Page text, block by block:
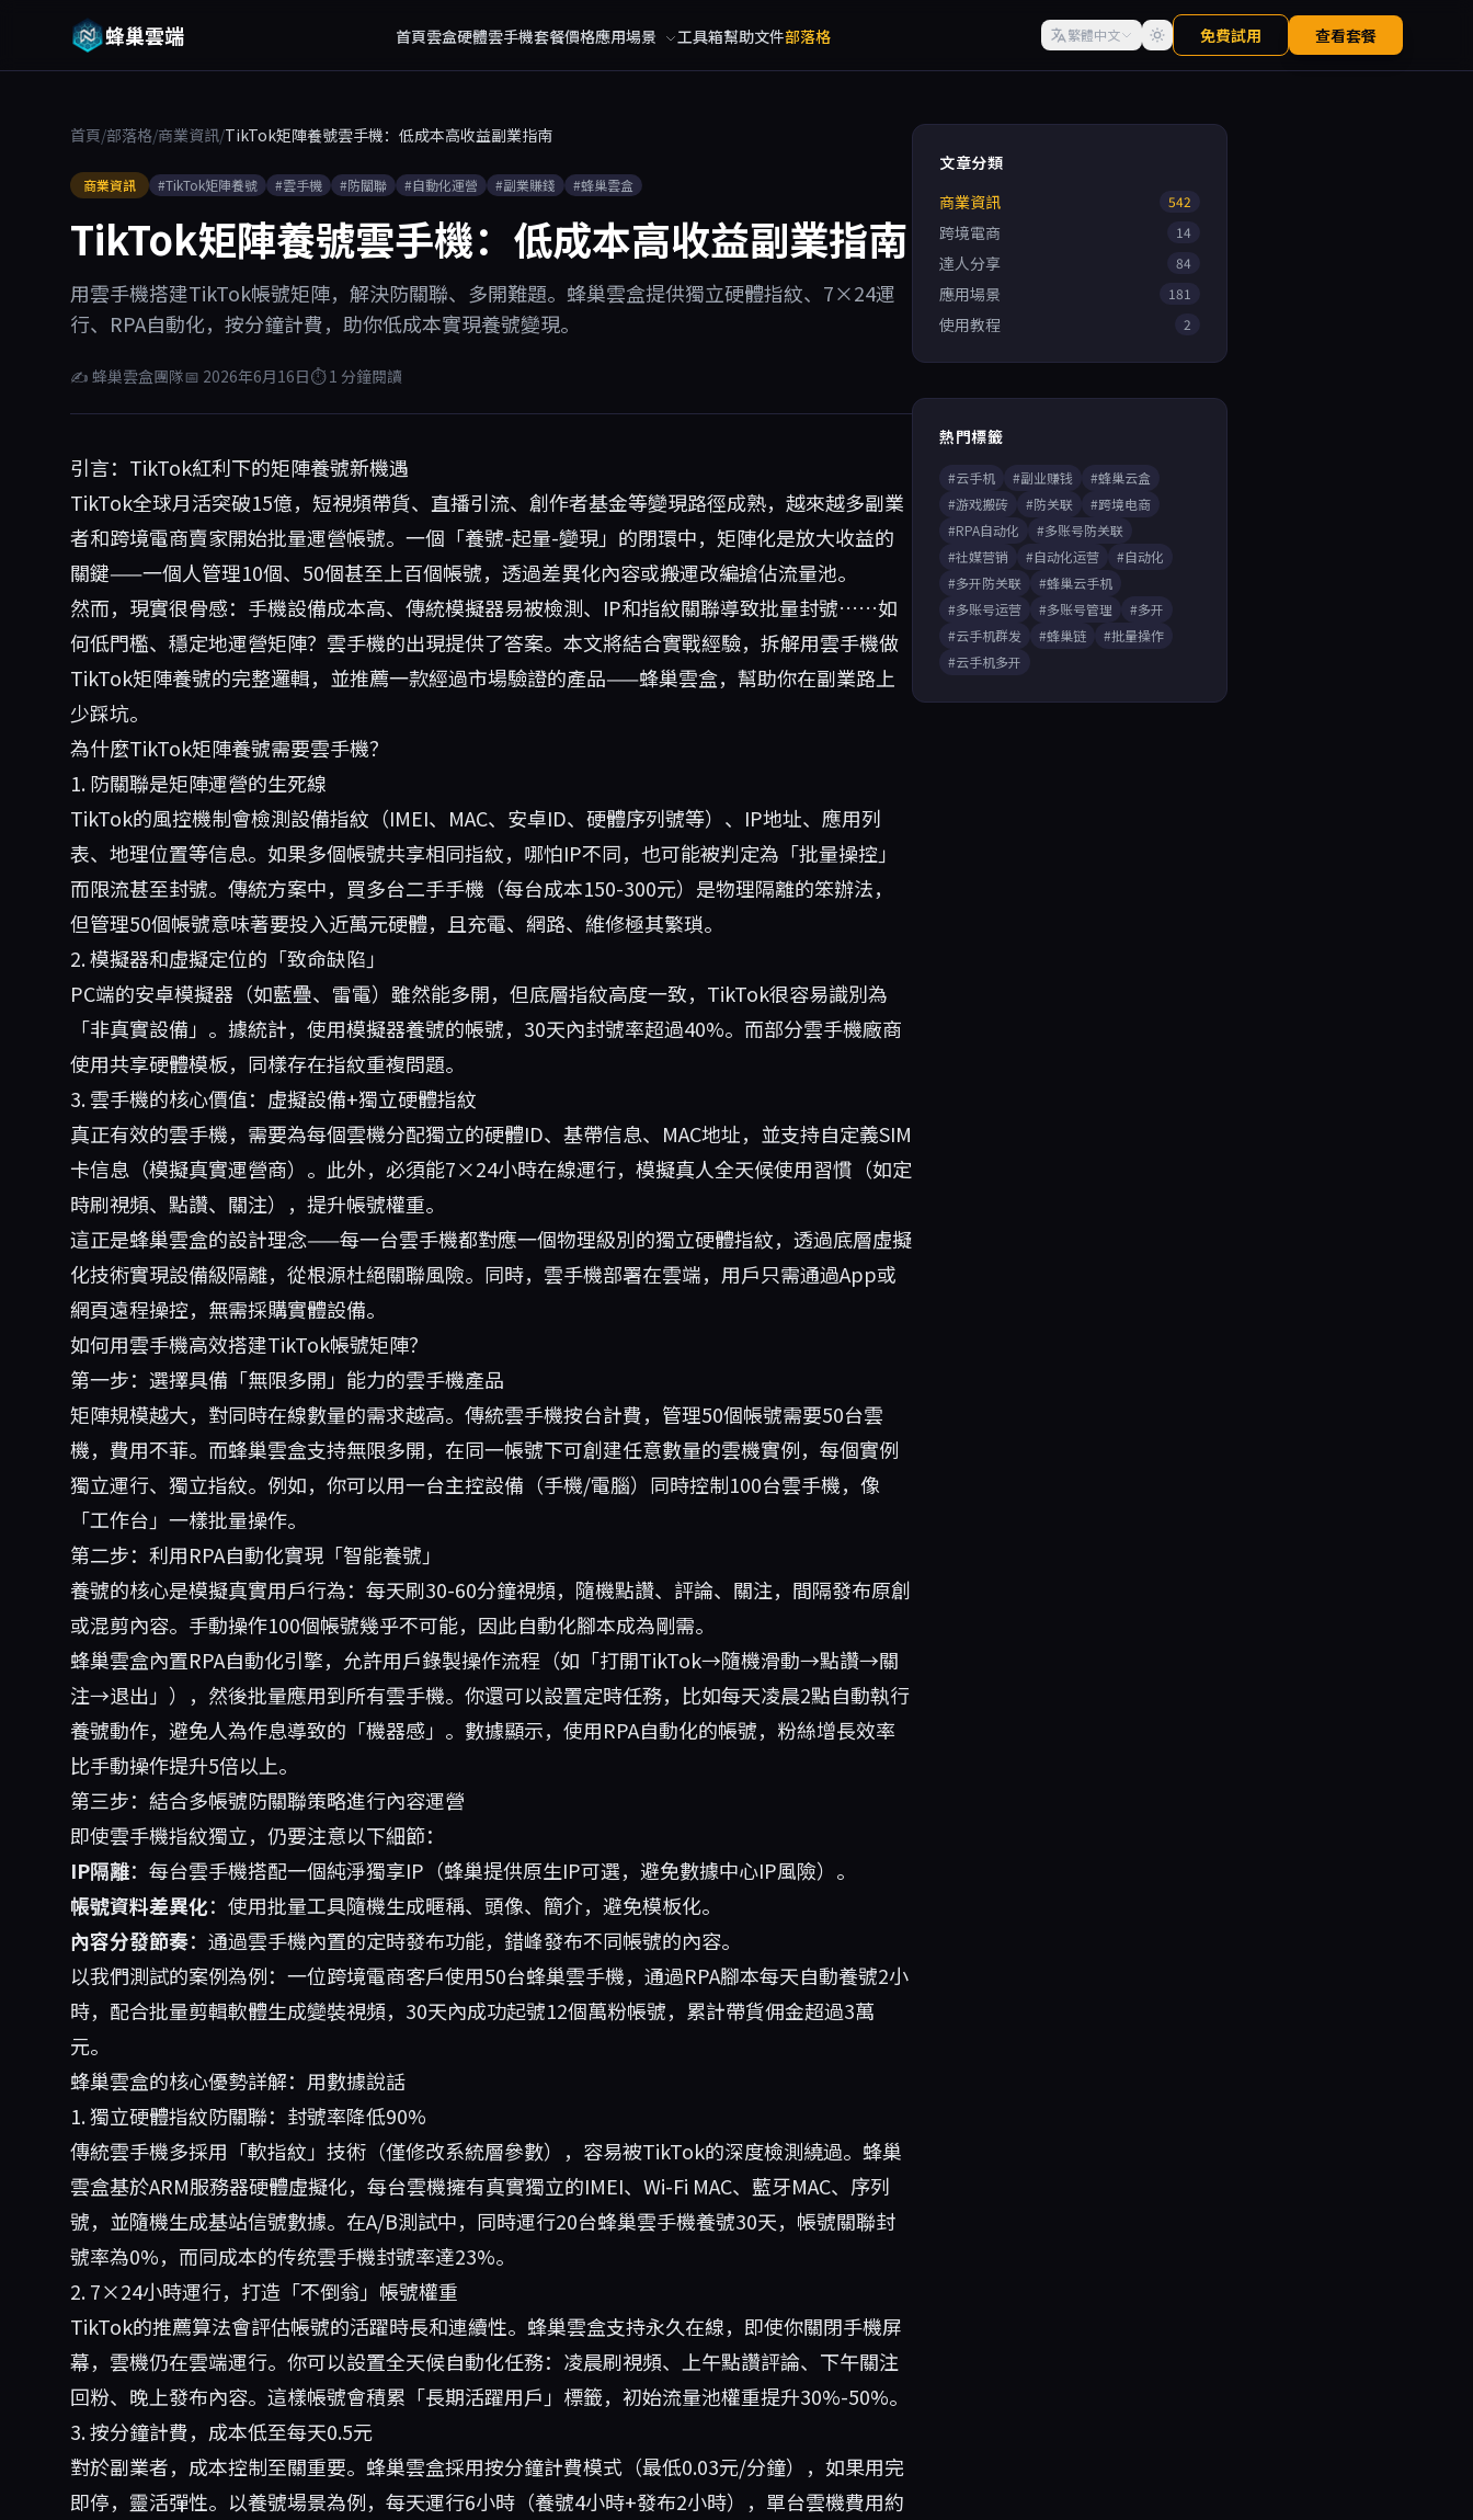
蜂巢雲端 首頁雲盒硬體雲手機套餐價格應用場景 工具箱幫助文件部落格 繁體中文 免費試用 查看套餐
首頁/部落格/商業資訊/TikTok矩陣養號雲手機：低成本高收益副業指南
商業資訊 #TikTok矩陣養號 #雲手機 #防關聯 #自動化運營 #副業賺錢 #蜂巢雲盒
TikTok矩陣養號雲手機：低成本高收益副業指南
用雲手機搭建TikTok帳號矩陣，解決防關聯、多開難題。蜂巢雲盒提供獨立硬體指紋、7×24運
行、RPA自動化，按分鐘計費，助你低成本實現養號變現。
✍ 蜂巢雲盒團隊📅 2026年6月16日⏱ 1 分鐘閱讀
引言：TikTok紅利下的矩陣養號新機遇
TikTok全球月活突破15億，短視頻帶貨、直播引流、創作者基金等變現路徑成熟，越來越多副業
者和跨境電商賣家開始批量運營帳號。一個「養號-起量-變現」的閉環中，矩陣化是放大收益的
關鍵——一個人管理10個、50個甚至上百個帳號，透過差異化內容或搬運改編搶佔流量池。
然而，現實很骨感：手機設備成本高、傳統模擬器易被檢測、IP和指紋關聯導致批量封號……如
何低門檻、穩定地運營矩陣？雲手機的出現提供了答案。本文將結合實戰經驗，拆解用雲手機做
TikTok矩陣養號的完整邏輯，並推薦一款經過市場驗證的產品——蜂巢雲盒，幫助你在副業路上
少踩坑。
為什麼TikTok矩陣養號需要雲手機？
1. 防關聯是矩陣運營的生死線
TikTok的風控機制會檢測設備指紋（IMEI、MAC、安卓ID、硬體序列號等）、IP地址、應用列
表、地理位置等信息。如果多個帳號共享相同指紋，哪怕IP不同，也可能被判定為「批量操控」
而限流甚至封號。傳統方案中，買多台二手手機（每台成本150-300元）是物理隔離的笨辦法，
但管理50個帳號意味著要投入近萬元硬體，且充電、網路、維修極其繁瑣。
2. 模擬器和虛擬定位的「致命缺陷」
PC端的安卓模擬器（如藍疊、雷電）雖然能多開，但底層指紋高度一致，TikTok很容易識別為
「非真實設備」。據統計，使用模擬器養號的帳號，30天內封號率超過40%。而部分雲手機廠商
使用共享硬體模板，同樣存在指紋重複問題。
3. 雲手機的核心價值：虛擬設備+獨立硬體指紋
真正有效的雲手機，需要為每個雲機分配獨立的硬體ID、基帶信息、MAC地址，並支持自定義SIM
卡信息（模擬真實運營商）。此外，必須能7×24小時在線運行，模擬真人全天候使用習慣（如定
時刷視頻、點讚、關注），提升帳號權重。
這正是蜂巢雲盒的設計理念——每一台雲手機都對應一個物理級別的獨立硬體指紋，透過底層虛擬
化技術實現設備級隔離，從根源杜絕關聯風險。同時，雲手機部署在雲端，用戶只需通過App或
網頁遠程操控，無需採購實體設備。
如何用雲手機高效搭建TikTok帳號矩陣？
第一步：選擇具備「無限多開」能力的雲手機產品
矩陣規模越大，對同時在線數量的需求越高。傳統雲手機按台計費，管理50個帳號需要50台雲
機，費用不菲。而蜂巢雲盒支持無限多開，在同一帳號下可創建任意數量的雲機實例，每個實例
獨立運行、獨立指紋。例如，你可以用一台主控設備（手機/電腦）同時控制100台雲手機，像
「工作台」一樣批量操作。
第二步：利用RPA自動化實現「智能養號」
養號的核心是模擬真實用戶行為：每天刷30-60分鐘視頻，隨機點讚、評論、關注，間隔發布原創
或混剪內容。手動操作100個帳號幾乎不可能，因此自動化腳本成為剛需。
蜂巢雲盒內置RPA自動化引擎，允許用戶錄製操作流程（如「打開TikTok→隨機滑動→點讚→關
注→退出」），然後批量應用到所有雲手機。你還可以設置定時任務，比如每天凌晨2點自動執行
養號動作，避免人為作息導致的「機器感」。數據顯示，使用RPA自動化的帳號，粉絲增長效率
比手動操作提升5倍以上。
第三步：結合多帳號防關聯策略進行內容運營
即使雲手機指紋獨立，仍要注意以下細節：
IP隔離：每台雲手機搭配一個純淨獨享IP（蜂巢提供原生IP可選，避免數據中心IP風險）。
帳號資料差異化：使用批量工具隨機生成暱稱、頭像、簡介，避免模板化。
內容分發節奏：通過雲手機內置的定時發布功能，錯峰發布不同帳號的內容。
以我們測試的案例為例：一位跨境電商客戶使用50台蜂巢雲手機，通過RPA腳本每天自動養號2小
時，配合批量剪輯軟體生成變裝視頻，30天內成功起號12個萬粉帳號，累計帶貨佣金超過3萬
元。
蜂巢雲盒的核心優勢詳解：用數據說話
1. 獨立硬體指紋防關聯：封號率降低90%
傳統雲手機多採用「軟指紋」技術（僅修改系統層參數），容易被TikTok的深度檢測繞過。蜂巢
雲盒基於ARM服務器硬體虛擬化，每台雲機擁有真實獨立的IMEI、Wi-Fi MAC、藍牙MAC、序列
號，並隨機生成基站信號數據。在A/B測試中，同時運行20台蜂巢雲手機養號30天，帳號關聯封
號率為0%，而同成本的传统雲手機封號率達23%。
2. 7×24小時運行，打造「不倒翁」帳號權重
TikTok的推薦算法會評估帳號的活躍時長和連續性。蜂巢雲盒支持永久在線，即使你關閉手機屏
幕，雲機仍在雲端運行。你可以設置全天候自動化任務：凌晨刷視頻、上午點讚評論、下午關注
回粉、晚上發布內容。這樣帳號會積累「長期活躍用戶」標籤，初始流量池權重提升30%-50%。
3. 按分鐘計費，成本低至每天0.5元
對於副業者，成本控制至關重要。蜂巢雲盒採用按分鐘計費模式（最低0.03元/分鐘），如果用完
即停，靈活彈性。以養號場景為例，每天運行6小時（養號4小時+發布2小時），單台雲機費用約
文章分類
商業資訊
542
跨境電商 14
達人分享 84
應用場景 181
使用教程 2
熱門標籤
#云手机 #副业赚钱
#蜂巢云盒
#游戏搬砖
#防关联
#跨境电商
#RPA自动化
#多账号防关联
#社媒营销
#自动化运营
#自动化
#多开防关联
#蜂巢云手机
#多账号运营
#多账号管理
#多开
#云手机群发
#蜂巢链
#批量操作
#云手机多开